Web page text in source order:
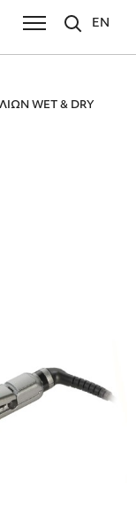
EN
WET & DRY